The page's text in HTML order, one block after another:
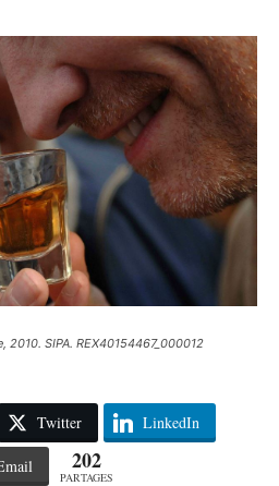
SIPA. REX40154467_000012
Twitter LinkedIn
202
PARTAGES